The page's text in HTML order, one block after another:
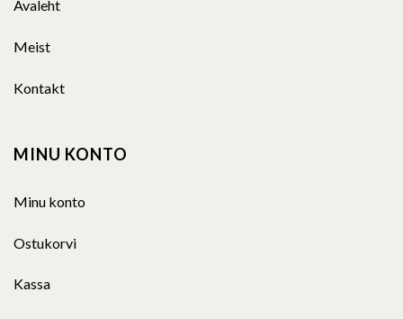
Avaleht
Meist
Kontakt
MINU KONTO
Minu konto
Ostukorvi
Kassa